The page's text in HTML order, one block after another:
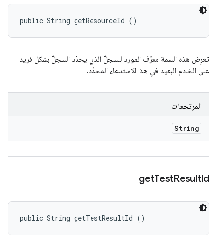
public String getResourceId ()
تعرِض هذه السمة معرّف المورد للسجلّ الذي يحدّد السجلّ بشكل فريد
على الخادم البعيد في هذا الاستدعاء المحدّد.
المرتجعات
String
getTestResultId
public String getTestResultId ()